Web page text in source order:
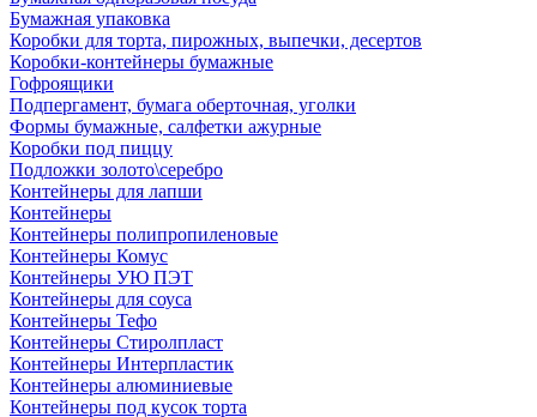
Бумажная упаковка
Коробки для торта, пирожных, выпечки, десертов
Коробки-контейнеры бумажные
Гофроящики
Подпергамент, бумага оберточная, уголки
Формы бумажные, салфетки ажурные
Коробки под пиццу
Подложки золото\серебро
Контейнеры для лапши
Контейнеры
Контейнеры полипропиленовые
Контейнеры Комус
Контейнеры УЮ ПЭТ
Контейнеры для соуса
Контейнеры Тефо
Контейнеры Стиролпласт
Контейнеры Интерпластик
Контейнеры алюминиевые
Контейнеры под кусок торта